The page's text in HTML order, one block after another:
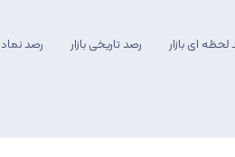
ای بازار رصد تاریخی بازار رصد نماد